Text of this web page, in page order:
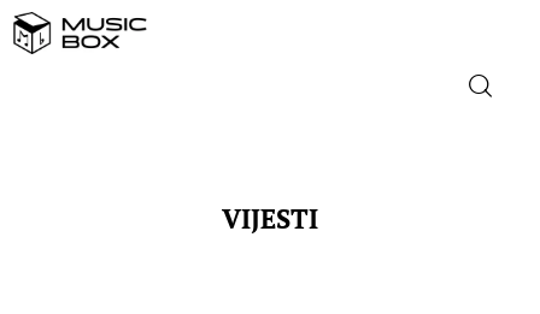
DOMAĆA GLAZBA
VIJESTI